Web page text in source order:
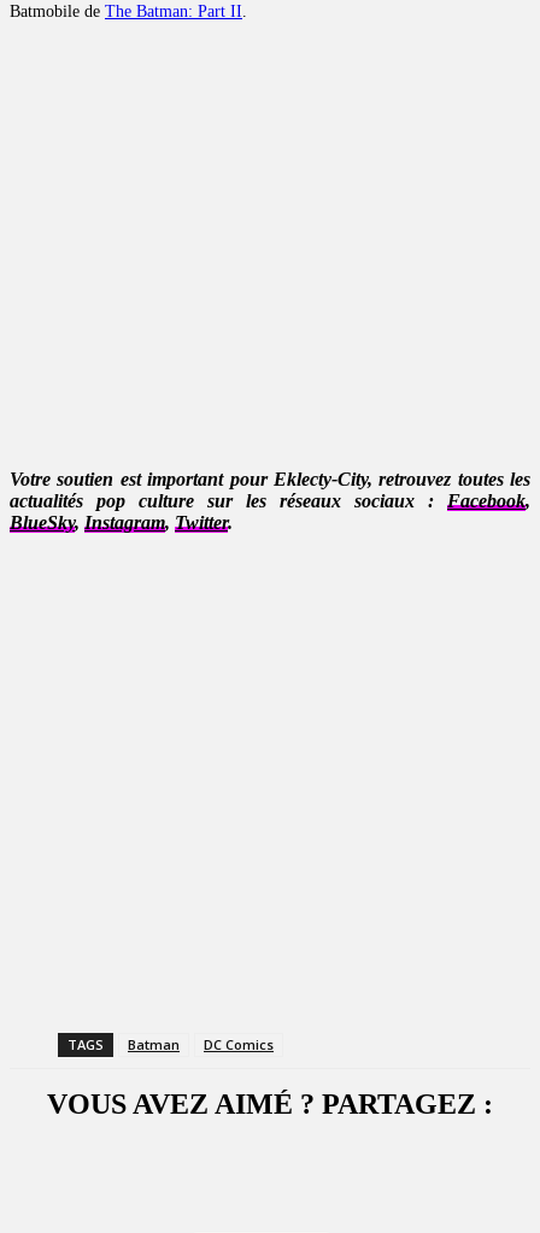
Batmobile de The Batman: Part II.
Votre soutien est important pour Eklecty-City, retrouvez toutes les
actualités pop culture sur les réseaux sociaux : Facebook,
BlueSky, Instagram, Twitter.
TAGS Batman DC Comics
VOUS AVEZ AIMÉ ? PARTAGEZ :